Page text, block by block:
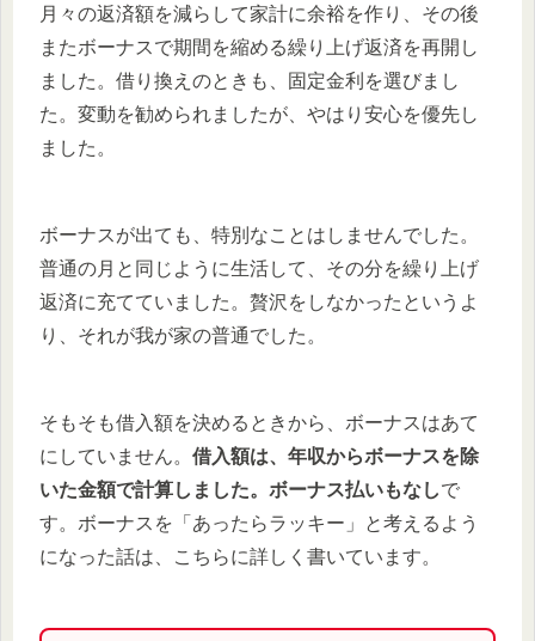
月々の返済額を減らして家計に余裕を作り、その後
またボーナスで期間を縮める繰り上げ返済を再開し
ました。借り換えのときも、固定金利を選びまし
た。変動を勧められましたが、やはり安心を優先し
ました。
ボーナスが出ても、特別なことはしませんでした。
普通の月と同じように生活して、その分を繰り上げ
返済に充てていました。贅沢をしなかったというよ
り、それが我が家の普通でした。
そもそも借入額を決めるときから、ボーナスはあて
にしていません。 借入額は、年収からボーナスを除
いた金額で計算しました。ボーナス払いもなしで
す。ボーナスを「あったらラッキー」と考えるよう
になった話は、こちらに詳しく書いています。